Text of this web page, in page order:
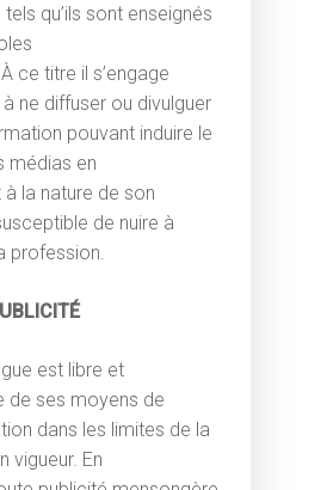
qu’ils sont enseignés
ce titre il s’engage
ne diffuser ou divulguer
pouvant induire le
médias en
à la nature de son
de nuire à
profession.
est libre et
de ses moyens de
dans les limites de la
vigueur. En
Diplômée Titre RNCP |
rendez-vous
Accueil
Sophrologie
Santé et Centres de
Le cabinet
Votre Sophrologue
Accompagner
autrement :